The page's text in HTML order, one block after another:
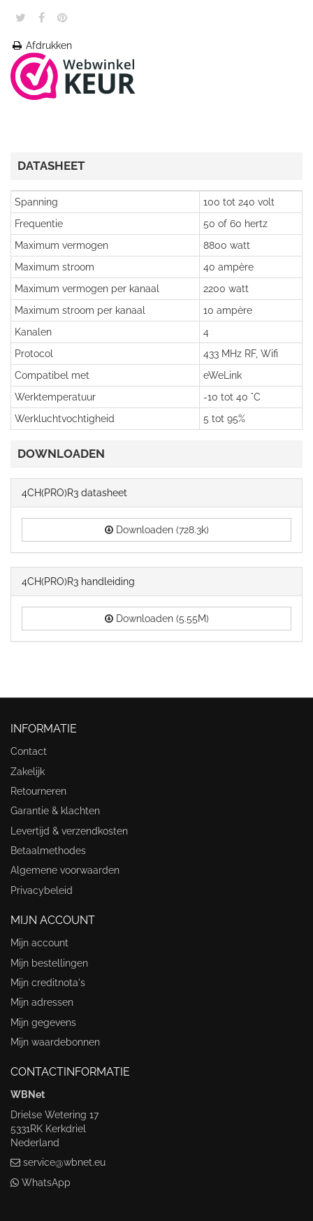
Afdrukken
DATASHEET
Spanning
100 tot 240 volt
Frequentie
50 of 60 hertz
Maximum vermogen
8800 watt
Maximum stroom
40 ampère
Maximum vermogen per kanaal
2200 watt
Maximum stroom per kanaal
10 ampère
Kanalen
4
Protocol
433 MHz RF, Wifi
Compatibel met
eWeLink
Werktemperatuur
-10 tot 40 °C
Werkluchtvochtigheid
5 tot 95%
DOWNLOADEN
4CH(PRO)R3 datasheet
Downloaden (728.3k)
4CH(PRO)R3 handleiding
Downloaden (5.55M)
INFORMATIE
Contact
Zakelijk
Retourneren
Garantie & klachten
Levertijd & verzendkosten
Betaalmethodes
Algemene voorwaarden
Privacybeleid
MIJN ACCOUNT
Mijn account
Mijn bestellingen
Mijn creditnota's
Mijn adressen
Mijn gegevens
Mijn waardebonnen
CONTACTINFORMATIE
WBNet
Drielse Wetering 17
5331RK Kerkdriel
Nederland
service@wbnet.eu
WhatsApp